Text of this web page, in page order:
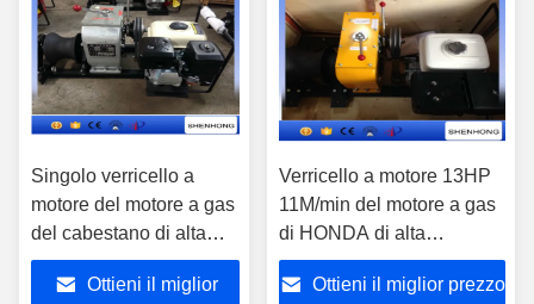
Singolo verricello a
motore del motore a gas
del cabestano di alta
versatilità con Honda
GX160 5.5HP
Ottieni il miglior
Verricello a motore 13HP
11M/min del motore a gas
di HONDA di alta
efficienza che tira velocità
Ottieni il miglior prezzo